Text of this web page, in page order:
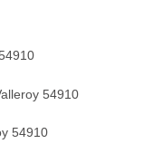
54910
54910